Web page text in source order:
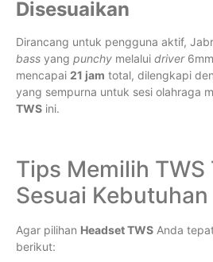
Disesuaikan
Dirancang untuk pengguna aktif,
bass yang punchy melalui driver
mencapai 21 jam total, dilengkapi
yang sempurna untuk sesi olahraga
TWS ini.
Tips Memilih TWS
Sesuai Kebutuhan
Agar pilihan Headset TWS Anda
berikut: